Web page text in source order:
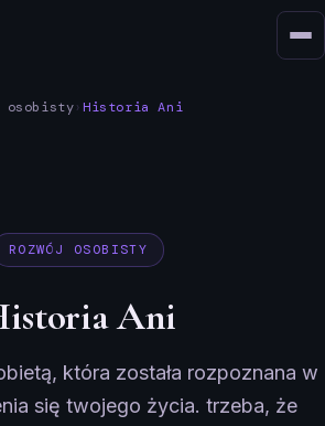
osobisty›Historia Ani
ROZWÓJ OSOBISTY
Ani
która została rozpoznana w
się twojego życia. trzeba, że